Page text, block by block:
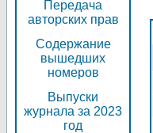
Передача
авторских прав
Содержание
вышедших
номеров
Выпуски
журнала за 2023
год